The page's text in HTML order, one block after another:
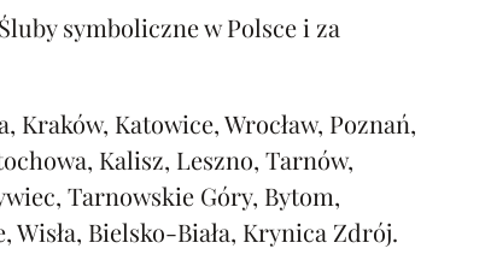
symboliczne w Polsce i za
Kraków, Katowice, Wrocław, Poznań,
Kalisz, Leszno, Tarnów,
Tarnowskie Góry, Bytom,
Wisła, Bielsko-Biała, Krynica Zdrój.